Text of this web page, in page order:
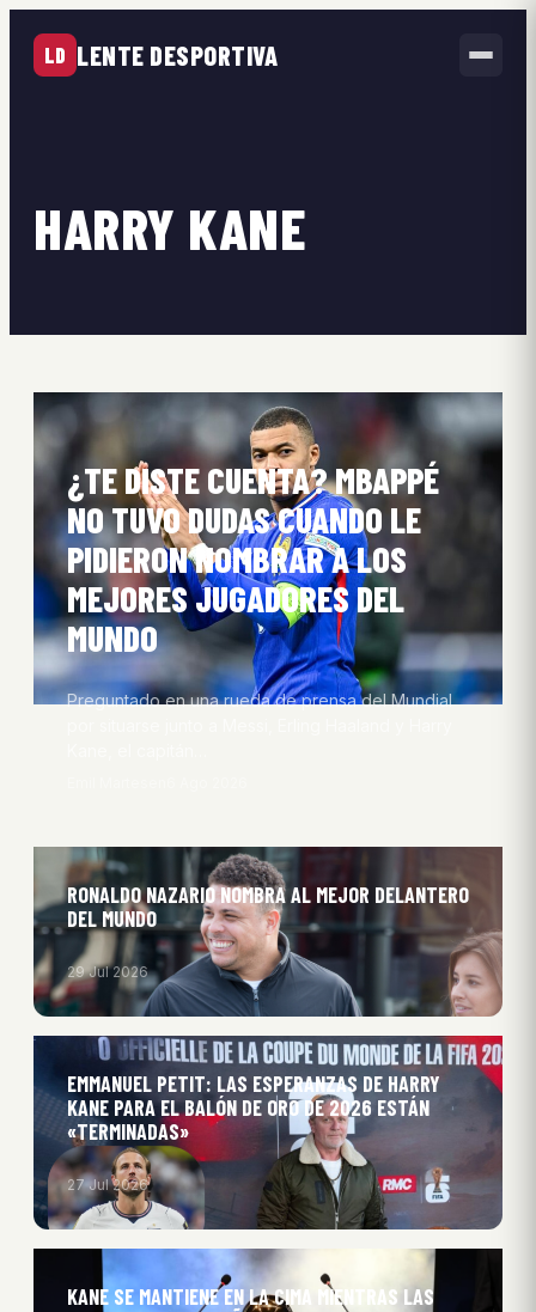
LD LENTE DESPORTIVA
HARRY KANE
¿TE DISTE CUENTA? MBAPPÉ
NO TUVO DUDAS CUANDO LE
PIDIERON NOMBRAR A LOS
MEJORES JUGADORES DEL
MUNDO
Preguntado en una rueda de prensa del Mundial
RONALDO NAZARIO NOMBRA AL MEJOR DELANTERO
DEL MUNDO
29 Jul 2026
EMMANUEL PETIT: LAS ESPERANZAS DE HARRY
KANE PARA EL BALÓN DE ORO DE 2026 ESTÁN
«TERMINADAS»
27 Jul 2026
KANE SE MANTIENE EN LA CIMA MIENTRAS LAS